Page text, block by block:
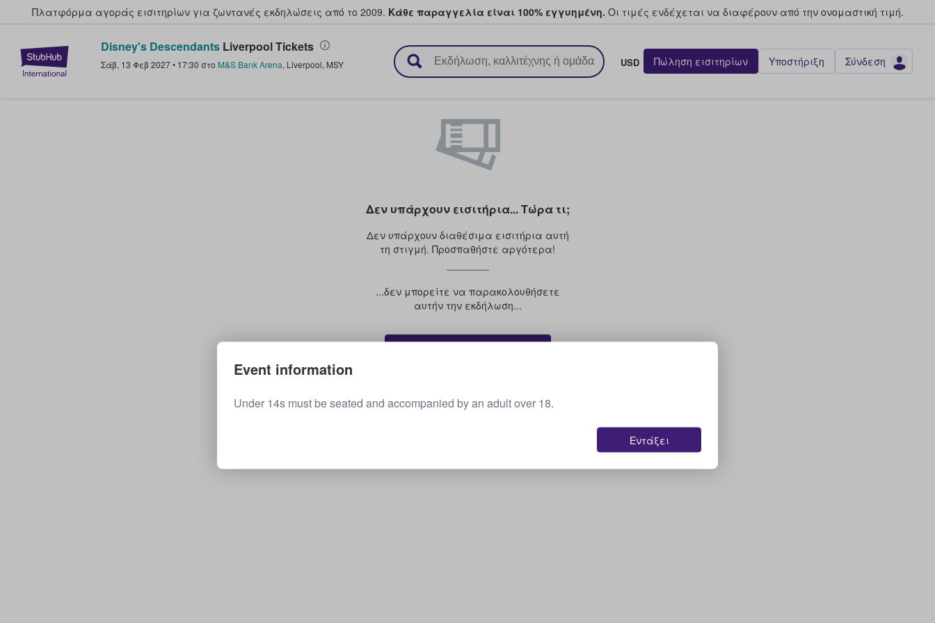
Πλατφόρμα αγοράς εισιτηρίων για ζωντανές εκδηλώσεις από το 2009. Κάθε παραγγελία είναι 100% εγγυημένη. Οι τιμές ενδέχεται να διαφέρουν από την oνομαστική τιμή.
StubHub - Όπου οι φαν αγοράζουν και πουλούν εισιτήρια
Disney's Descendants Liverpool Tickets
Σάβ, 13 Φεβ 2027• 17:30 στο M&S Bank Arena, Liverpool, MSY USD Πώληση εισιτηρίων Υποστήριξη Σύνδεση
Δεν υπάρχουν εισιτήρια... Τώρα τι;
Δεν υπάρχουν διαθέσιμα εισιτήρια αυτή
τη στιγμή. Προσπαθήστε αργότερα!
...δεν μπορείτε να παρακολουθήσετε
αυτήν την εκδήλωση...
Event information
Under 14s must be seated and accompanied by an adult over 18.
Εντάξει